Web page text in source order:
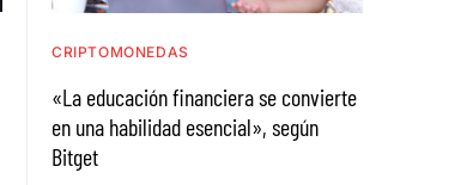
CRIPTOMONEDAS
«La educación financiera se convierte
en una habilidad esencial», según
Bitget